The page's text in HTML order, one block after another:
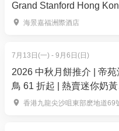
【電腦節2026活動介紹】
及數碼轉型專區」
大會今年更首度聯同香
構，於場內攜手構建最
區」，全面響應特區政
Grand Stanford Hong
「鮮味龍蝦盛宴」自助晚餐
海景嘉福洲際酒店
7月13日(一) - 9月6日(日)
2026 中秋月餅推介 | 帝
鳥 61 折起 | 熱賣迷你奶
香港九龍尖沙咀東部麽地道69